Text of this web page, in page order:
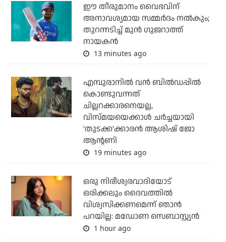
ഈ തീരുമാനം വൈഭവിന്
അനാവശ്യമായ സമ്മര്‍ദം നല്‍കും;
തുറന്നടിച്ച് മുന്‍ ഗുജറാത്ത്
നായകന്‍
13 minutes ago
എമ്പുരാനില്‍ വന്‍ ബില്‍ഡപ്പില്‍
കൊണ്ടുവന്നത്
ചില്ലറക്കാരനെയല്ല,
വിസ്മയയെക്കാള്‍ ചര്‍ച്ചയായി
'തുടക്ക'ക്കാരന്‍ ആശിഷ് ജോ
ആന്റണി
19 minutes ago
ഒരു നിരീശ്വരവാദിയോട്
ഒരിക്കലും ദൈവത്തിൽ
വിശ്വസിക്കണമെന്ന് ഞാൻ
പറയില്ല: മഡോണ സെബാസ്റ്റ്യൻ
1 hour ago